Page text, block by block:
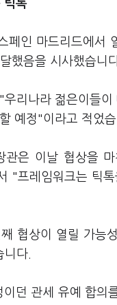
틱톡
인 마드리드에서
했음을 시사했습니
리나라 젊은이들
예정"이라고 적었습
관은 이날 협상을
"프레임워크는 틱
협상이 열릴 가능
니다.
던 관세 유예 합의